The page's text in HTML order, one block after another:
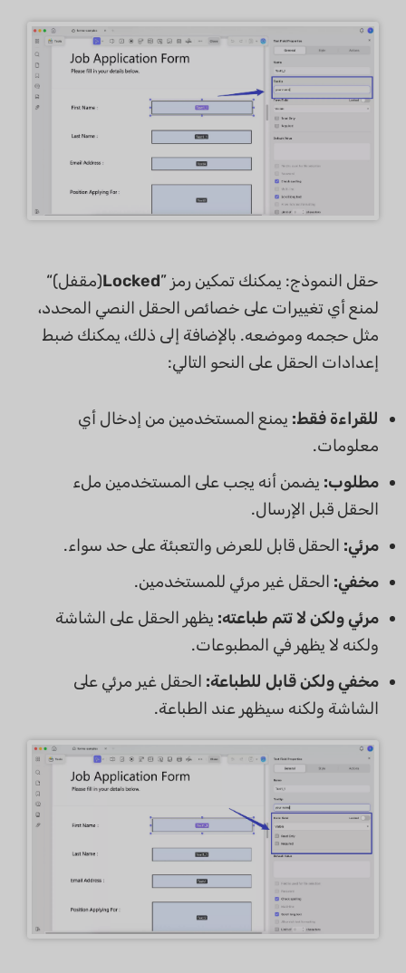
حقل النموذج: يمكنك تمكين رمز ”Locked(مقفل)“
لمنع أي تغييرات على خصائص الحقل النصي المحدد،
مثل حجمه وموضعه. بالإضافة إلى ذلك، يمكنك ضبط
إعدادات الحقل على النحو التالي:
للقراءة فقط: يمنع المستخدمين من إدخال أي
معلومات.
مطلوب: يضمن أنه يجب على المستخدمين ملء
الحقل قبل الإرسال.
مرئي: الحقل قابل للعرض والتعبئة على حد سواء.
مخفي: الحقل غير مرئي للمستخدمين.
مرئي ولكن لا تتم طباعته: يظهر الحقل على الشاشة
ولكنه لا يظهر في المطبوعات.
مخفي ولكن قابل للطباعة: الحقل غير مرئي على
الشاشة ولكنه سيظهر عند الطباعة.